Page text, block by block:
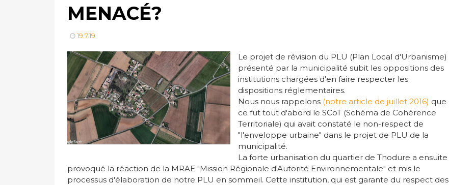
MENACÉ?
19.7.19
Le projet de révision du PLU (Plan Local d'Urbanisme)
présenté par la municipalité subit les oppositions des
institutions chargées d'en faire respecter les
dispositions réglementaires.
Nous nous rappelons (notre article de juillet 2016) que
ce fut tout d'abord le SCoT (Schéma de Cohérence
Territoriale) qui avait constaté le non-respect de
"l'enveloppe urbaine" dans le projet de PLU de la
municipalité.
La forte urbanisation du quartier de Thodure a ensuite
provoqué la réaction de la MRAE "Mission Régionale d'Autorité Environnementale" et mis le
processus d'élaboration de notre PLU en sommeil. Cette institution, qui est garante du respect des